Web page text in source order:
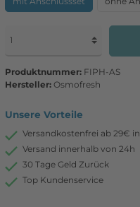
Produktnummer: FIPH-AS
Hersteller: Osmofresh
Unsere Vorteile
Versandkostenfrei ab 29€
Versand innerhalb von 24h
30 Tage Geld Zurück
Top Kundenservice